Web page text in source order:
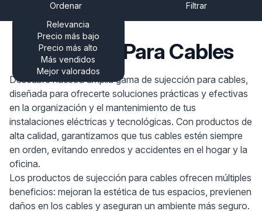
Ordenar
Relevancia
Precio más bajo
Precio más alto
Más vendidos
Mejor valorados
Filtrar
Sujección Para Cables
Descubre nuestra amplia gama de sujección para cables,
diseñada para ofrecerte soluciones prácticas y efectivas
en la organización y el mantenimiento de tus
instalaciones eléctricas y tecnológicas. Con productos de
alta calidad, garantizamos que tus cables estén siempre
en orden, evitando enredos y accidentes en el hogar y la
oficina.
Los productos de sujección para cables ofrecen múltiples
beneficios: mejoran la estética de tus espacios, previenen
daños en los cables y aseguran un ambiente más seguro.